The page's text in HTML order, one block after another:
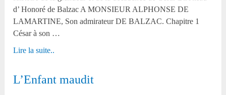
d’ Honoré de Balzac A MONSIEUR ALPHONSE DE
LAMARTINE, Son admirateur DE BALZAC. Chapitre 1
César à son …
Lire la suite..
L’Enfant maudit